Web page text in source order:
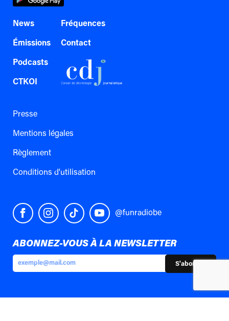
News
Émissions
Podcasts
CTKOI
Fréquences
Contact
Presse
Mentions légales
Règlement
Conditions d'utilisation
@funradiobe
ABONNEZ-VOUS À LA NEWSLETTER